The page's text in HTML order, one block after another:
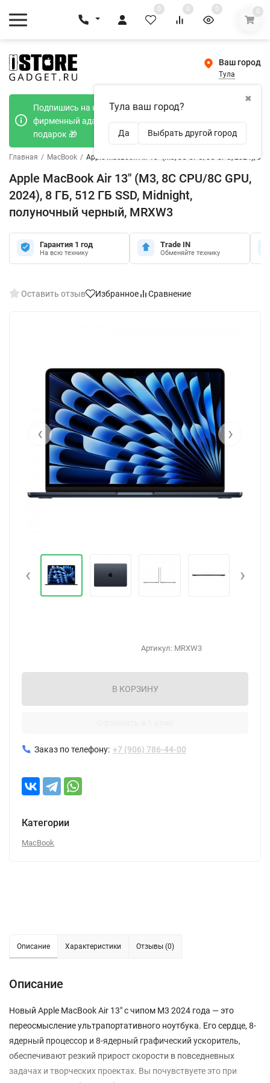
0 0 0 0
Ваш город
Тула
✖
Тула ваш город?
Да Выбрать другой город
Подпишись на наш телеграмм канал и получи
фирменный адаптер Type-C 20W при покупке в
подарок 🎁
Главная / MacBook / Apple MacBook Air 13" (M3, 8C CPU/8C GPU, 2024), 8
Apple MacBook Air 13" (M3, 8C CPU/8C GPU,
2024), 8 ГБ, 512 ГБ SSD, Midnight,
полуночный черный, MRXW3
Гарантия 1 год
На всю технику
Trade IN
Обменяйте технику
Оставить отзыв Избранное Сравнение
‹ ›
‹ ›
Артикул: MRXW3
В КОРЗИНУ
Заказ по телефону: +7 (906) 786-44-00
Категории
MacBook
Описание Характеристики Отзывы (0)
Описание
Новый Apple MacBook Air 13" с чипом M3 2024 года — это
переосмысление ультрапортативного ноутбука. Его сердце, 8-
ядерный процессор и 8-ядерный графический ускоритель,
обеспечивают резкий прирост скорости в повседневных
задачах и творческих проектах. Вы почувствуете это при